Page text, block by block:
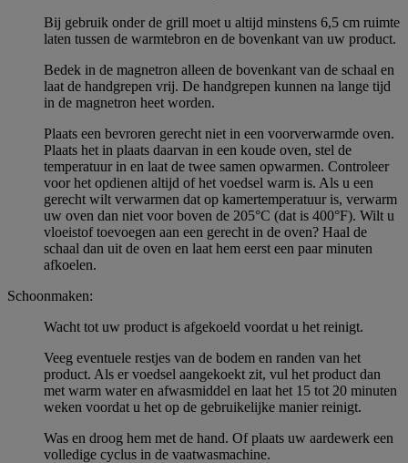
Bij gebruik onder de grill moet u altijd minstens 6,5 cm ruimte
laten tussen de warmtebron en de bovenkant van uw product.
Bedek in de magnetron alleen de bovenkant van de schaal en
laat de handgrepen vrij. De handgrepen kunnen na lange tijd
in de magnetron heet worden.
Plaats een bevroren gerecht niet in een voorverwarmde oven.
Plaats het in plaats daarvan in een koude oven, stel de
temperatuur in en laat de twee samen opwarmen. Controleer
voor het opdienen altijd of het voedsel warm is. Als u een
gerecht wilt verwarmen dat op kamertemperatuur is, verwarm
uw oven dan niet voor boven de 205°C (dat is 400°F). Wilt u
vloeistof toevoegen aan een gerecht in de oven? Haal de
schaal dan uit de oven en laat hem eerst een paar minuten
afkoelen.
Schoonmaken:
Wacht tot uw product is afgekoeld voordat u het reinigt.
Veeg eventuele restjes van de bodem en randen van het
product. Als er voedsel aangekoekt zit, vul het product dan
met warm water en afwasmiddel en laat het 15 tot 20 minuten
weken voordat u het op de gebruikelijke manier reinigt.
Was en droog hem met de hand. Of plaats uw aardewerk een
volledige cyclus in de vaatwasmachine.